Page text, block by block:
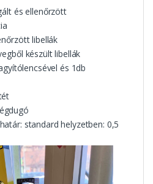
és ellenőrzött
libellák
készült libellák
és 1db
standard helyzetben: 0,5